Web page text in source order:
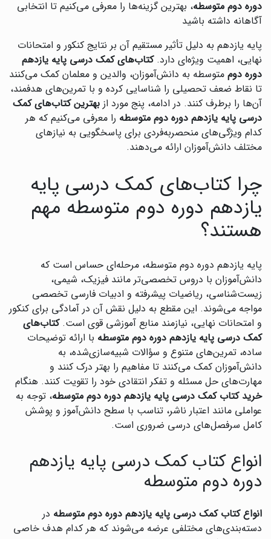
دوره دوم متوسطه، بهترین گزینه‌ها را معرفی می‌کنیم تا انتخابی
آگاهانه داشته باشید
پایه یازدهم به دلیل تأثیر مستقیم آن بر نتایج کنکور و امتحانات
نهایی، اهمیت ویژه‌ای دارد.کتاب‌های کمک درسی پایه یازدهم
دوره دوم متوسطه به دانش‌آموزان، والدین و معلمان کمک می‌کنند
تا نقاط ضعف تحصیلی را شناسایی کرده و با تمرین‌های هدفمند،
آن‌ها را برطرف کنند. در ادامه، پنج مورد از بهترین کتاب‌های کمک
درسی پایه یازدهم دوره دوم متوسطه را معرفی می‌کنیم که هر
کدام ویژگی‌های منحصربه‌فردی برای پاسخگویی به نیازهای
مختلف دانش‌آموزان ارائه می‌دهند.
چرا کتاب‌های کمک درسی پایه
یازدهم دوره دوم متوسطه مهم
هستند؟
پایه یازدهم دوره دوم متوسطه، مرحله‌ای حساس است که
دانش‌آموزان با دروس تخصصی‌تر مانند فیزیک، شیمی،
زیست‌شناسی، ریاضیات پیشرفته و ادبیات فارسی تخصصی
مواجه می‌شوند. این مقطع به دلیل نقش آن در آمادگی برای کنکور
و امتحانات نهایی، نیازمند منابع آموزشی قوی است.کتاب‌های
کمک درسی پایه یازدهم دوره دوم متوسطه با ارائه توضیحات
ساده، تمرین‌های متنوع و سؤالات شبیه‌سازی‌شده، به
دانش‌آموزان کمک می‌کنند تا مفاهیم را بهتر درک کنند و
مهارت‌های حل مسئله و تفکر انتقادی خود را تقویت کنند. هنگام
خرید کتاب کمک درسی پایه یازدهم دوره دوم متوسطه، توجه به
عواملی مانند اعتبار ناشر، تناسب با سطح دانش‌آموز و پوشش
کامل سرفصل‌های درسی ضروری است.
انواع کتاب کمک درسی پایه یازدهم
دوره دوم متوسطه
انواع کتاب کمک درسی پایه یازدهم دوره دوم متوسطه در
دسته‌بندی‌های مختلفی عرضه می‌شوند که هر کدام هدف خاصی